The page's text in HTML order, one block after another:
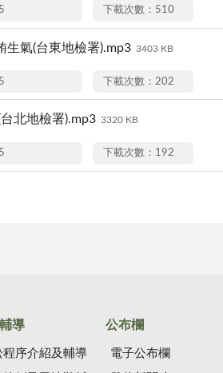
下載次數：510
生氣(台東地檢署).mp3 3403 KB
下載次數：202
北地檢署).mp3 3320 KB
下載次數：192
導
程序介紹及輔導
公布欄
電子公布欄